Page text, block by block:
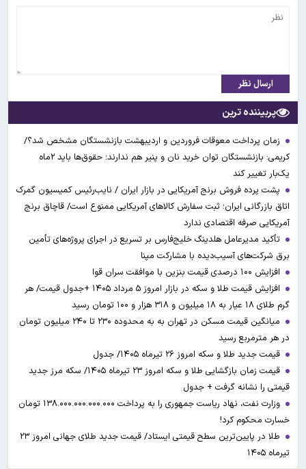
ارسال نظر
پربیننده ترین
زمان پرداخت معوقات فروردین و اردیبهشت بازنشستگان مشخص شد؟/
کریمی: بازنشستگان توان خرید نان و پنیر هم ندارند؛ حقوق‌ها باید ۲ماه
یک‌بار تغییر کند
پشت پرده فروش برنج آمریکایی در بازار ایران / نایب‌رئیس کمیسیون گمرک
اتاق بازرگانی ایران؛ ثبت سفارش کالاهای آمریکایی ممنوع است/ قاچاق برنج
آمریکایی صرفه اقتصادی ندارد
تأکید مدیرعامل هلدینگ خلیج‌فارس بر تسریع در اجرای پروژه‌های تأمین
برق شرکت‌های آسیب‌دیده با مشارکت مپنا
افزایش ۱۰۰ درصدی قیمت بنزین با موافقت سران قوا
افزایش قیمت طلا و سکه در بازار امروز ۵ مرداد ۱۴۰۵ +جدول قیمت/ هر
گرم طلای ۱۸ عیار به ۱۸ میلیون و ۳۱۸ هزار و ۱۰۰ تومان رسید
میانگین قیمت مسکن در تهران به به محدوده ۲۳۰ تا ۲۴۰ میلیون تومان
در هر مترمربع رسید
قیمت جدید طلا و سکه امروز ۲۶ تیرماه ۱۴۰۵/ جدول
قیمت زمان بازگشایی طلا و سکه امروز ۲۳ تیرماه ۱۴۰۵/ سکه مرز جدید
قیمتی را نشانه گرفت + جدول
وزارت نفت، نهاد ریاست جمهوری را به پرداخت ۱۳۸.۰۰۰.۰۰۰.۰۰۰.۰۰۰ تومان
خسارت محکوم کرد!
طلا در پایین‌ترین سطح قیمتی ایستاد/ قیمت جدید طلای جهانی امروز ۲۳
تیرماه ۱۴۰۵